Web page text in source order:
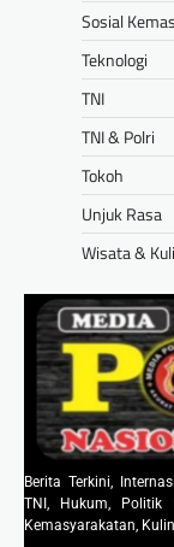
Sosial
Teknologi
TNI
TNI & Polri
Tokoh
Unjuk Rasa
Wisata &
Berita Terkini,
TNI, Hukum, Politik
Kemasyarakatan,